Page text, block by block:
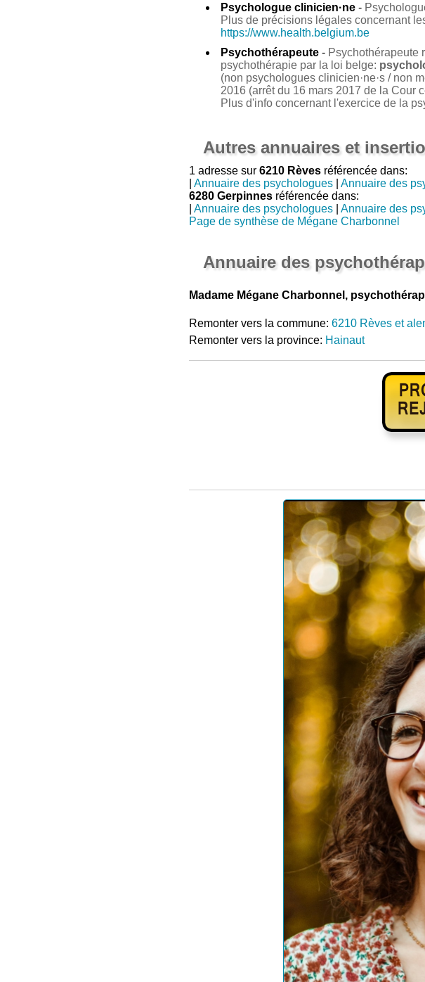
Psychologue clinicien·ne-
Plus de précisions légales concernant
https://www.health.belgium.be
Psychothérapeute- Psychothérapeute
psychothérapie par la loi belge:
(non psychologues clinicien·ne·s / non
2016 (arrêt du 16 mars 2017 de la Cour
Plus d'info concernant l'exercice de la
Autres annuaires et
1 adresse sur 6210 Rèvesréférencée dans:
Annuaire des psychologues| Annuaire des
6280 Gerpinnesréférencée dans:
Annuaire des psychologues| Annuaire des
Page de synthèse de Mégane Charbonnel
Annuaire des
Madame Mégane Charbonnel,
Remonter vers la commune: 6210 Rèves et
Remonter vers la province: Hainaut